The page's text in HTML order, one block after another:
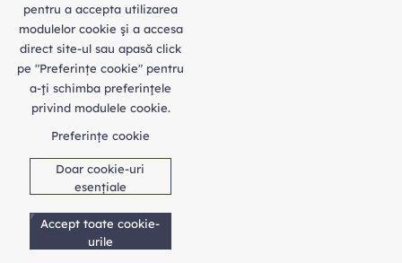
pentru a accepta utilizarea
modulelor cookie şi a accesa
direct site-ul sau apasă click
pe "Preferințe cookie" pentru
a-ţi schimba preferinţele
privind modulele cookie.
Preferințe cookie
Doar cookie-uri
esențiale
Accept toate cookie-
urile